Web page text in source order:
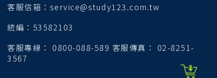
客服信箱：service@study123.com.tw
統編：53582103
客服專線： 0800-088-589 客服傳真： 02-8251-
3567